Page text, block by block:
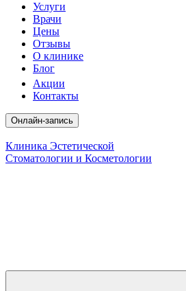
Услуги
Врачи
Цены
Отзывы
О клинике
Блог
Акции
Контакты
Онлайн-запись
Клиника Эстетической
Стоматологии и Косметологии